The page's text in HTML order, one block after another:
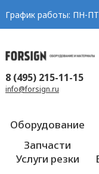
График работы: ПН-
8 (495) 215-11-15
info@forsign.ru
Оборудование
Запчасти
Услуги резки